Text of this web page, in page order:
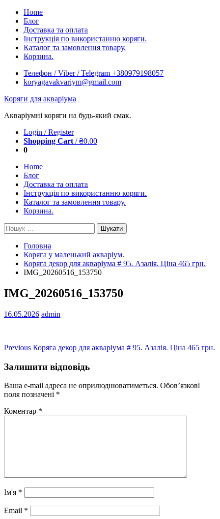
Skip
content
Home
Блог
Доставка та оплата
Інструкція по використанню коряги.
Каталог та замовлення товару.
Корзина.
Телефон / Viber / Telegram +380979198057
koryagavakvariym@gmail.com
Коряги для акваріума
Акваріумні коряги на будь-який смак.
Login / Register
Shopping Cart /₴0.00
0
Home
Блог
Доставка та оплата
Інструкція по використанню коряги.
Каталог та замовлення товару.
Корзина.
Пошук:
Головна
Коряга у маленький акваріум.
Коряга декор для акваріума # 95. Азалія. Ціна 465 грн.
IMG_20260516_153750
IMG_20260516_153750
16.05.2026 admin
Навігація
записів
Previous Previous
Коряга декор для акваріума # 95. Азалія. Ціна 465 грн.
Залишити відповідь
Ваша e-mail адреса не оприлюднюватиметься. Обов’язкові
поля позначені *
Коментар *
Ім'я *
Email *